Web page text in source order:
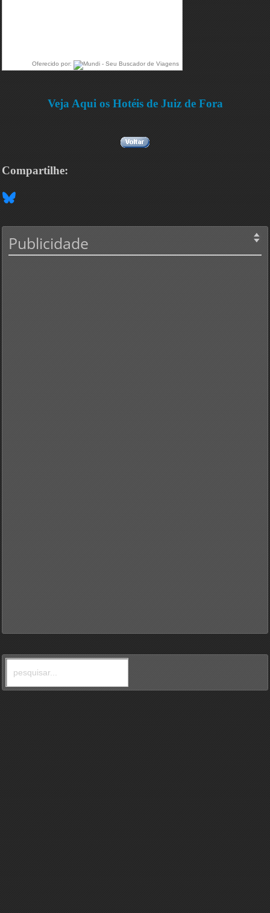
Oferecido por:
Veja Aqui os Hotéis de Juiz de Fora
Compartilhe:
Publicidade